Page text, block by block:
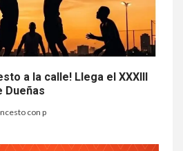
a la calle! Llega el XXXIII
Dueñas
con p